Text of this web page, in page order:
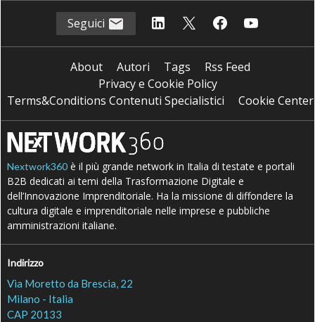
Seguici
About Autori Tags
Rss Feed
Privacy e Cookie Policy
Terms&Conditions Contenuti Specialistici
Cookie Center
Nextwork360 è il più grande network in Italia di testate e portali
B2B dedicati ai temi della Trasformazione Digitale e
dell’Innovazione Imprenditoriale. Ha la missione di diffondere la
cultura digitale e imprenditoriale nelle imprese e pubbliche
amministrazioni italiane.
Indirizzo
Via Moretto da Brescia, 22
Milano - Italia
CAP 20133